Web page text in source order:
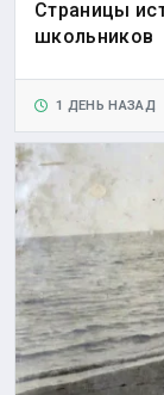
Страницы
школьников
1 ДЕНЬ НАЗАД